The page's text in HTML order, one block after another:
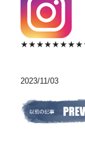
2023/11/03